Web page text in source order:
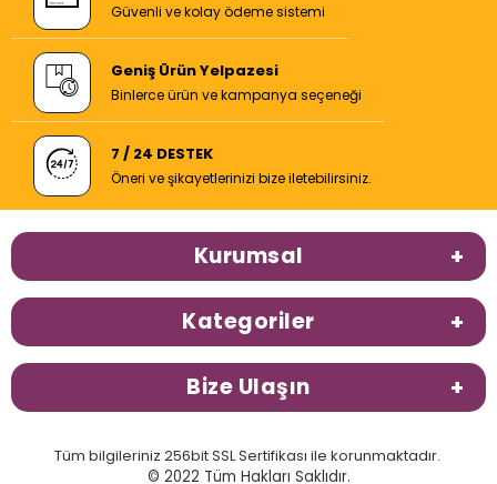
Güvenli ve kolay ödeme sistemi
Geniş Ürün Yelpazesi
Binlerce ürün ve kampanya seçeneği
7 / 24 DESTEK
Öneri ve şikayetlerinizi bize iletebilirsiniz.
Kurumsal
Kategoriler
Bize Ulaşın
Tüm bilgileriniz 256bit SSL Sertifikası ile korunmaktadır.
© 2022 Tüm Hakları Saklıdır.